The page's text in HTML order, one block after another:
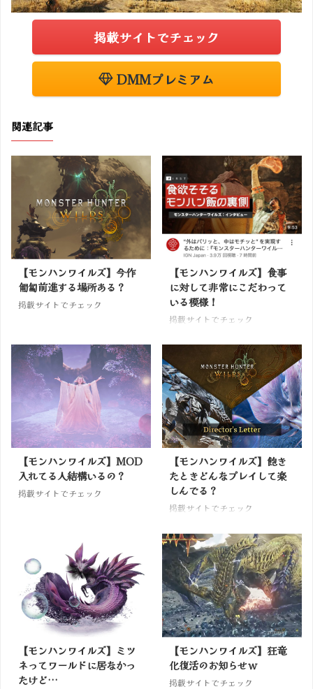
掲載サイトでチェック
DMMプレミアム
関連記事
【モンハンワイルズ】今作
匍匐前進する場所ある？
掲載サイトでチェック
【モンハンワイルズ】食事
に対して非常にこだわって
いる模様！
掲載サイトでチェック
【モンハンワイルズ】MOD
入れてる人結構いるの？
掲載サイトでチェック
【モンハンワイルズ】飽き
たときどんなプレイして楽
しんでる？
掲載サイトでチェック
【モンハンワイルズ】ミツ
ネってワールドに居なかっ
たけど…
【モンハンワイルズ】狂竜
化復活のお知らせｗ
掲載サイトでチェック